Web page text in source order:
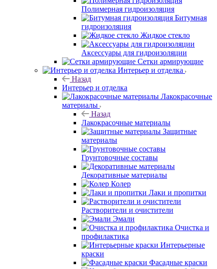
Полимерная гидроизоляция
Битумная
гидроизоляция
Жидкое стекло
Аксессуары для гидроизоляции
Сетки армирующие
Интерьер и отделка
Назад
Интерьер и отделка
Лакокрасочные
материалы
Назад
Лакокрасочные материалы
Защитные
материалы
Грунтовочные составы
Декоративные материалы
Колер
Лаки и пропитки
Растворители и очистители
Эмали
Очистка и
профилактика
Интерьерные
краски
Фасадные краски